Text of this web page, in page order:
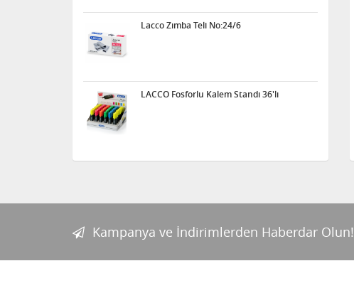
Lacco Zımba Teli No:24/6
LACCO Fosforlu Kalem Standı 36'lı
Kampanya ve İndirimlerden Haberdar Olun!